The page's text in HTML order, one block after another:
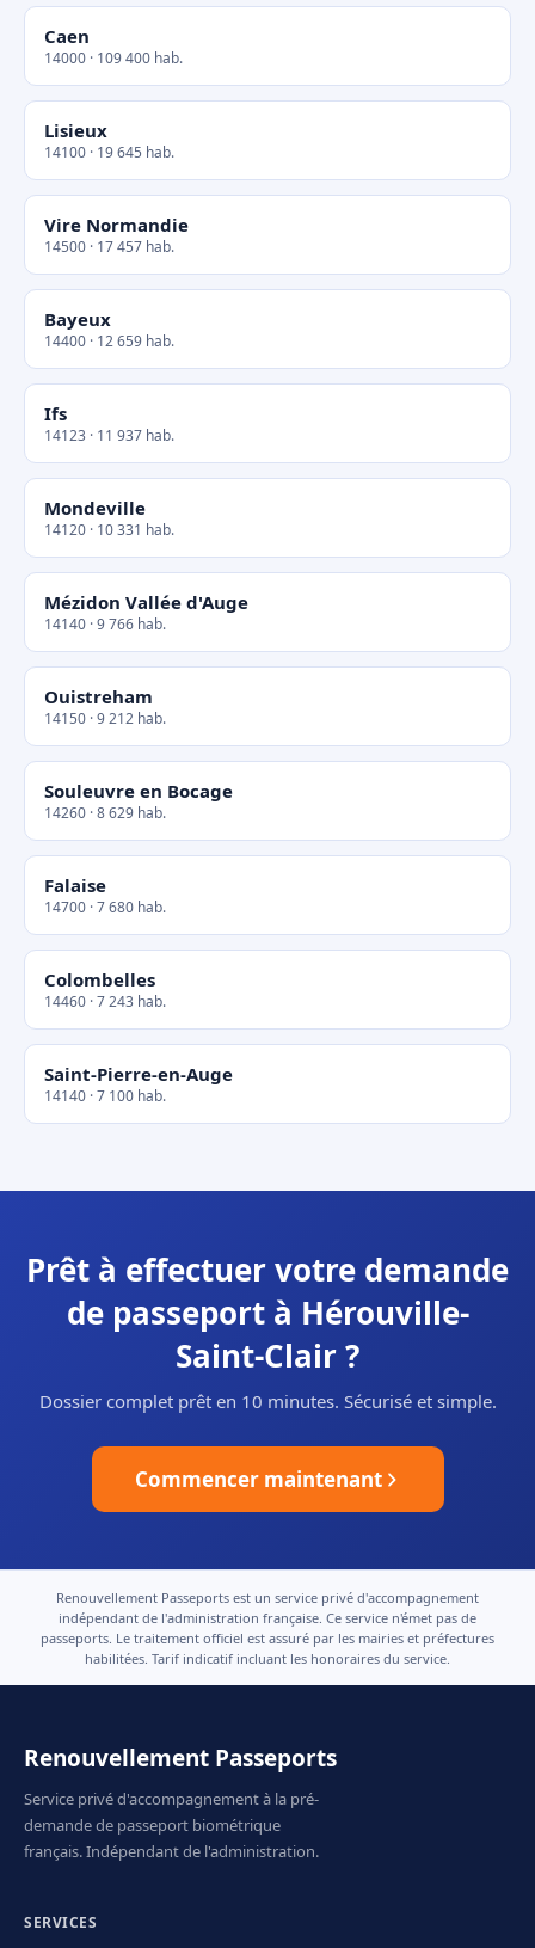
Caen
14000 · 109 400 hab.
Lisieux
14100 · 19 645 hab.
Vire Normandie
14500 · 17 457 hab.
Bayeux
14400 · 12 659 hab.
Ifs
14123 · 11 937 hab.
Mondeville
14120 · 10 331 hab.
Mézidon Vallée d'Auge
14140 · 9 766 hab.
Ouistreham
14150 · 9 212 hab.
Souleuvre en Bocage
14260 · 8 629 hab.
Falaise
14700 · 7 680 hab.
Colombelles
14460 · 7 243 hab.
Saint-Pierre-en-Auge
14140 · 7 100 hab.
Prêt à effectuer votre demande
de passeport à Hérouville-
Saint-Clair ?
Dossier complet prêt en 10 minutes. Sécurisé et simple.
Commencer maintenant
Renouvellement Passeports est un service privé d'accompagnement
indépendant de l'administration française. Ce service n'émet pas de
passeports. Le traitement officiel est assuré par les mairies et préfectures
habilitées. Tarif indicatif incluant les honoraires du service.
Renouvellement Passeports
Service privé d'accompagnement à la pré-
demande de passeport biométrique
français. Indépendant de l'administration.
SERVICES